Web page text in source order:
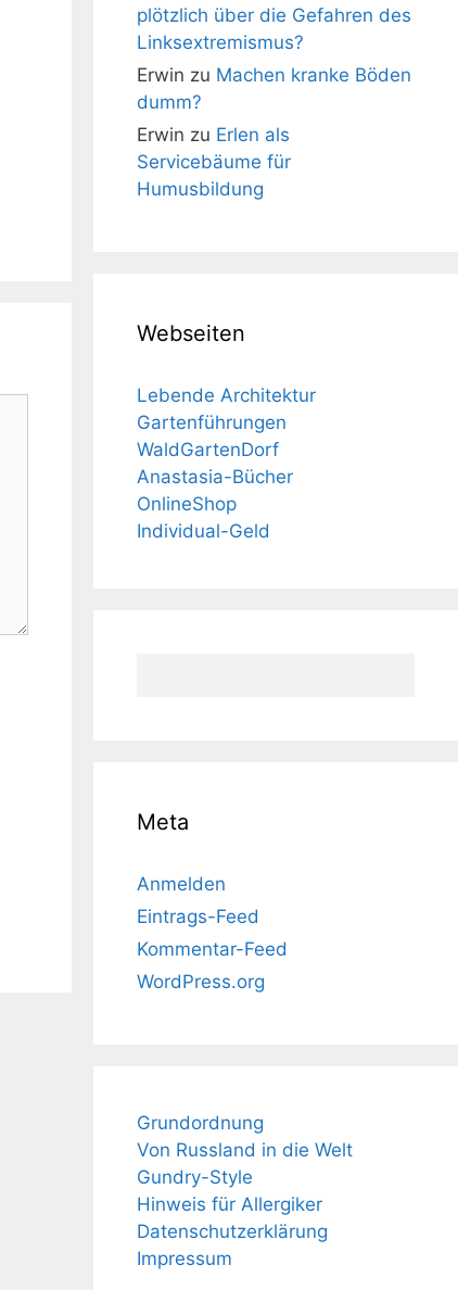
plötzlich über die Gefahren des
Linksextremismus?
Erwin zu Machen kranke Böden
dumm?
Erwin zu Erlen als
Servicebäume für
Humusbildung
Webseiten
Lebende Architektur
Gartenführungen
WaldGartenDorf
Anastasia-Bücher
OnlineShop
Individual-Geld
Meta
Anmelden
Eintrags-Feed
Kommentar-Feed
WordPress.org
Grundordnung
Von Russland in die Welt
Gundry-Style
Hinweis für Allergiker
Datenschutzerklärung
Impressum